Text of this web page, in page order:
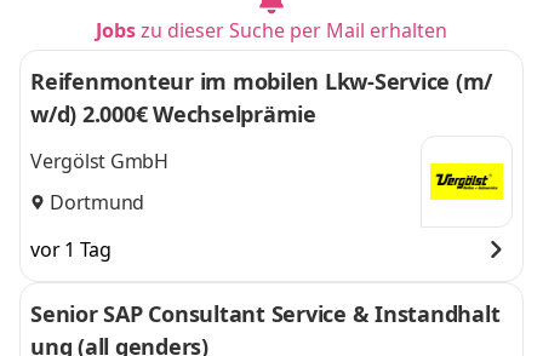
Jobszu dieser Suche per Mail erhalten
Reifenmonteur im mobilen Lkw-Service (m/
w/d) 2.000€ Wechselprämie
Vergölst GmbH
Dortmund
vor 1 Tag
Senior SAP Consultant Service & Instandhalt
ung (all genders)